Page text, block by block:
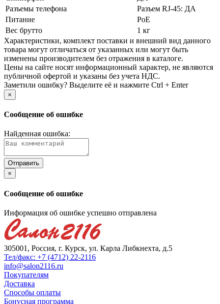
Разъемы телефона
Разъем RJ-45: ДА
Питание
PoE
Вес брутто
1 кг
Xарактеристики, комплект поставки и внешний вид данного
товара могут отличаться от указанных или могут быть
изменены производителем без отражения в каталоге.
Цены на сайте носят информационный характер, не являются
публичной офертой и указаны без учета НДС.
Заметили ошибку? Выделите её и нажмите Ctrl + Enter
×
Сообщение об ошибке
Найденная ошибка:
×
Сообщение об ошибке
Информация об ошибке успешно отправлена
305001, Россия, г. Курск, ул. Карла Либкнехта, д.5
Тел/факс: +7 (4712) 22-2116
info@salon2116.ru
Покупателям
Доставка
Способы оплаты
Бонусная программа